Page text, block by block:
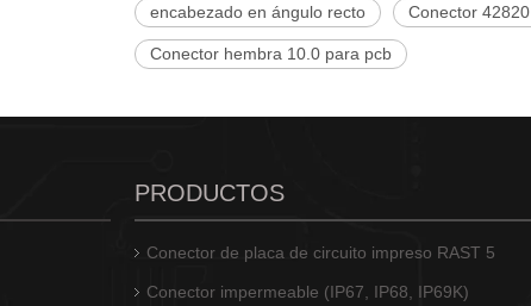
encabezado en ángulo recto Conector 42820
Conector hembra 10.0 para pcb
PRODUCTOS
Conector de placa de circuito impreso RAST 5
Conector impermeable (IP67, IP68, IP69K)